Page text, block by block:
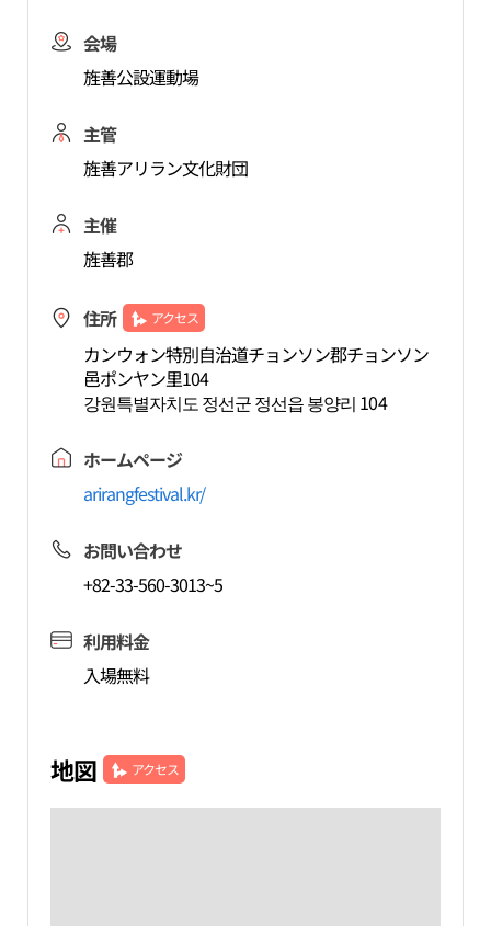
会場
旌善公設運動場
主管
旌善アリラン文化財団
主催
旌善郡
住所 アクセス
カンウォン特別自治道チョンソン郡チョンソン
邑ポンヤン里104
강원특별자치도 정선군 정선읍 봉양리 104
ホームページ
arirangfestival.kr/
お問い合わせ
+82-33-560-3013~5
利用料金
入場無料
地図 アクセス